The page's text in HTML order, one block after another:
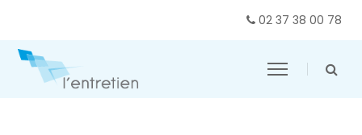
02 37 38 00 78